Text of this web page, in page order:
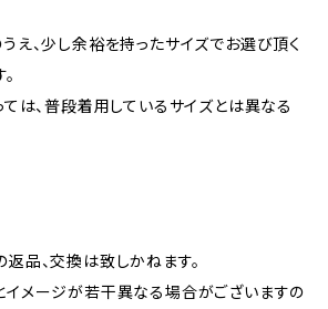
え、少し余裕を持ったサイズでお選び頂く
ては、普段着用しているサイズとは異なる
品、交換は致しかねます。
イメージが若干異なる場合がございますの